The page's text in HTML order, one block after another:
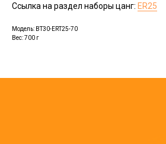
Ссылка на раздел наборы цанг: ER25
Модель: BT30-ERT25-70
Вес: 700 г